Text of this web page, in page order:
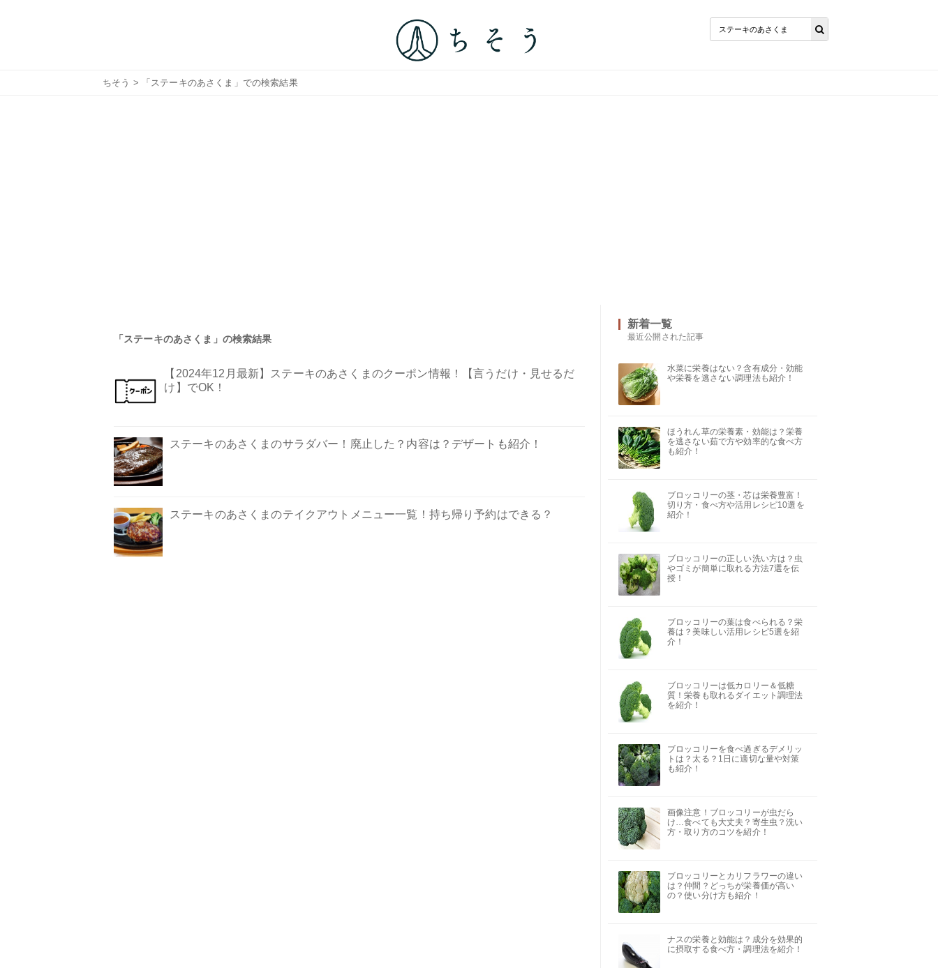
ちそう > 「ステーキのあさくま」での検索結果
「ステーキのあさくま」の検索結果
【2024年12月最新】ステーキのあさくまのクーポン情報！【言うだけ・見せるだ
け】でOK！
ステーキのあさくまのサラダバー！廃止した？内容は？デザートも紹介！
ステーキのあさくまのテイクアウトメニュー一覧！持ち帰り予約はできる？
新着一覧
最近公開された記事
水菜に栄養はない？含有成分・効能
や栄養を逃さない調理法も紹介！
ほうれん草の栄養素・効能は？栄養
を逃さない茹で方や効率的な食べ方
も紹介！
ブロッコリーの茎・芯は栄養豊富！
切り方・食べ方や活用レシピ10選を
紹介！
ブロッコリーの正しい洗い方は？虫
やゴミが簡単に取れる方法7選を伝
授！
ブロッコリーの葉は食べられる？栄
養は？美味しい活用レシピ5選を紹
介！
ブロッコリーは低カロリー＆低糖
質！栄養も取れるダイエット調理法
を紹介！
ブロッコリーを食べ過ぎるデメリッ
トは？太る？1日に適切な量や対策
も紹介！
画像注意！ブロッコリーが虫だら
け…食べても大丈夫？寄生虫？洗い
方・取り方のコツを紹介！
ブロッコリーとカリフラワーの違い
は？仲間？どっちが栄養価が高い
の？使い分け方も紹介！
ナスの栄養と効能は？成分を効果的
に摂取する食べ方・調理法を紹介！